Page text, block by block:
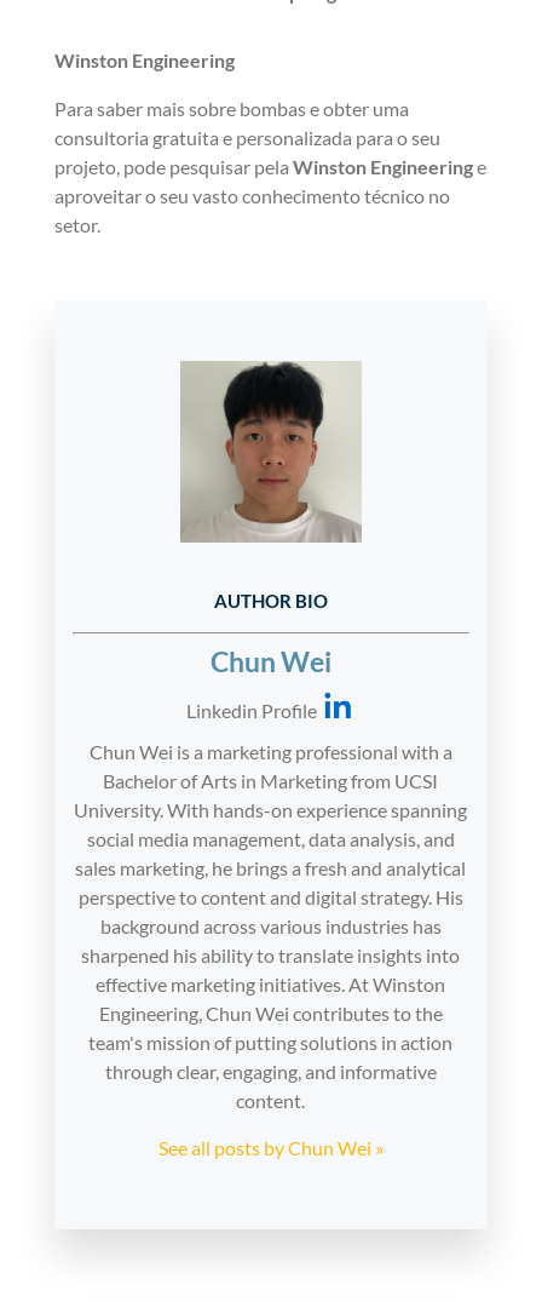
Winston Engineering
Para saber mais sobre bombas e obter uma
consultoria gratuita e personalizada para o seu
projeto, pode pesquisar pela Winston Engineeringe
aproveitar o seu vasto conhecimento técnico no
setor.
AUTHOR BIO
Chun Wei
Linkedin Profile
Chun Wei is a marketing professional with a
Bachelor of Arts in Marketing from UCSI
University. With hands-on experience spanning
social media management, data analysis, and
sales marketing, he brings a fresh and analytical
perspective to content and digital strategy. His
background across various industries has
sharpened his ability to translate insights into
effective marketing initiatives. At Winston
Engineering, Chun Wei contributes to the
team's mission of putting solutions in action
through clear, engaging, and informative
content.
See all posts by Chun Wei »